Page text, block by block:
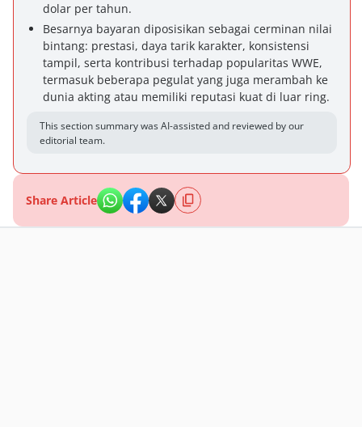
dolar per tahun.
Besarnya bayaran diposisikan sebagai cerminan nilai
bintang: prestasi, daya tarik karakter, konsistensi
tampil, serta kontribusi terhadap popularitas WWE,
termasuk beberapa pegulat yang juga merambah ke
dunia akting atau memiliki reputasi kuat di luar ring.
This section summary was AI-assisted and reviewed by our
editorial team.
Share Article